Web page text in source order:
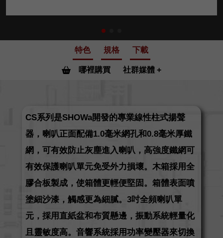
特色 規格 下載
哪裡購買 社群媒體
CS系列是SHOWa開發的專業線性柱式揚聲
器，喇叭正面配備1.0毫米網孔和0.8毫米厚鐵
網，可有效防止灰塵進入喇叭，高強度鐵網可
有效保護喇叭單元免受外力損壞。木箱採用全
膠合板製成，使箱體更輕便堅固。箱體表面噴
塗細沙漆，觸感更為細膩。3吋全頻喇叭單
元，採用直紙盆和布質懸邊，振動系統輕量化
且靈敏度高。音響系統採用功率變壓器來切換